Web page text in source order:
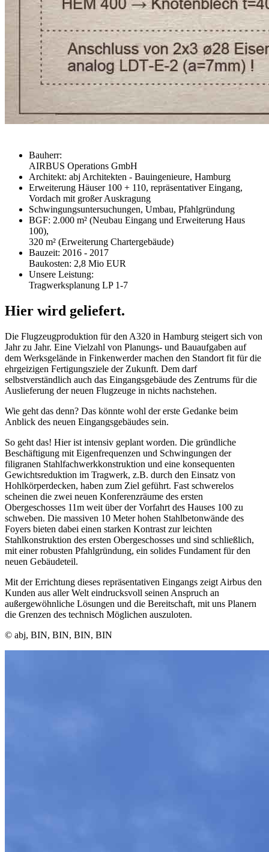
Bauherr:
AIRBUS Operations GmbH
Architekt: abj Architekten - Bauingenieure, Hamburg
Erweiterung Häuser 100 + 110, repräsentativer Eingang,
Vordach mit großer Auskragung
Schwingungsuntersuchungen, Umbau, Pfahlgründung
BGF: 2.000 m² (Neubau Eingang und Erweiterung Haus
100),
320 m² (Erweiterung Chartergebäude)
Bauzeit: 2016 - 2017
Baukosten: 2,8 Mio EUR
Unsere Leistung:
Tragwerksplanung LP 1-7
Hier wird geliefert.
Die Flugzeugproduktion für den A320 in Hamburg steigert sich von
Jahr zu Jahr. Eine Vielzahl von Planungs- und Bauaufgaben auf
dem Werksgelände in Finkenwerder machen den Standort fit für die
ehrgeizigen Fertigungsziele der Zukunft. Dem darf
selbstverständlich auch das Eingangsgebäude des Zentrums für die
Auslieferung der neuen Flugzeuge in nichts nachstehen.
Wie geht das denn? Das könnte wohl der erste Gedanke beim
Anblick des neuen Eingangsgebäudes sein.
So geht das! Hier ist intensiv geplant worden. Die gründliche
Beschäftigung mit Eigenfrequenzen und Schwingungen der
filigranen Stahlfachwerkkonstruktion und eine konsequenten
Gewichtsreduktion im Tragwerk, z.B. durch den Einsatz von
Hohlkörperdecken, haben zum Ziel geführt. Fast schwerelos
scheinen die zwei neuen Konferenzräume des ersten
Obergeschosses 11m weit über der Vorfahrt des Hauses 100 zu
schweben. Die massiven 10 Meter hohen Stahlbetonwände des
Foyers bieten dabei einen starken Kontrast zur leichten
Stahlkonstruktion des ersten Obergeschosses und sind schließlich,
mit einer robusten Pfahlgründung, ein solides Fundament für den
neuen Gebäudeteil.
Mit der Errichtung dieses repräsentativen Eingangs zeigt Airbus den
Kunden aus aller Welt eindrucksvoll seinen Anspruch an
außergewöhnliche Lösungen und die Bereitschaft, mit uns Planern
die Grenzen des technisch Möglichen auszuloten.
© abj, BIN, BIN, BIN, BIN